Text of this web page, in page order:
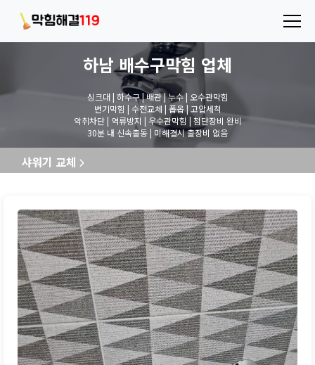
하남 배수구막힘 업체
싱크대 | 하수구 | 배관 | 누수 | 오수관막힘
변기막힘 | 수전교체 | 폽옵 | 고압세척
악취차단 | 역류방지 | 우수관막힘 | 첨단장비 완비
30분 내 신속출동 | 미해결시 출장비 없음
샤워기 교체